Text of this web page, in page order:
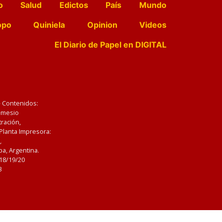
Salud Edictos País
Mundo
Quiniela Opinion
Videos
El Diario de Papel en DIGITAL
Impresora:
Argentina.
19/20